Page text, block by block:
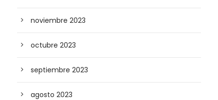
noviembre 2023
octubre 2023
septiembre 2023
agosto 2023